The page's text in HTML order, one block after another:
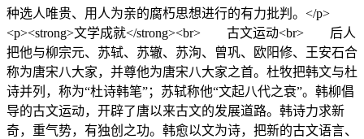
种选人唯贵、用人为亲的腐朽思想进行的有力批判。</p>
<p><strong>文学成就</strong><br> 古文运动<br> 后人
把他与柳宗元、苏轼、苏辙、苏洵、曾巩、欧阳修、王安石合
称为唐宋八大家，并尊他为唐宋八大家之首。杜牧把韩文与杜
诗并列，称为“杜诗韩笔”；苏轼称他“文起八代之衰”。韩柳倡
导的古文运动，开辟了唐以来古文的发展道路。韩诗力求新
奇，重气势，有独创之功。韩愈以文为诗，把新的古文语言、